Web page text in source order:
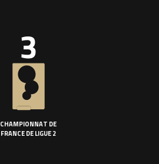
3
CHAMPIONNAT DE
FRANCE DE LIGUE 2